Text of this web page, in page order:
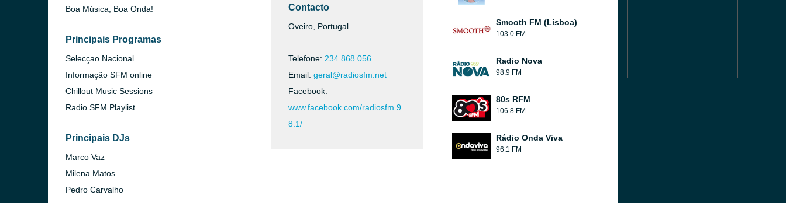
Boa Música, Boa Onda!
Principais Programas
Selecçao Nacional
Informação SFM online
Chillout Music Sessions
Radio SFM Playlist
Principais DJs
Marco Vaz
Milena Matos
Pedro Carvalho
Contacto
Oveiro, Portugal
Telefone: 234 868 056
Email: geral@radiosfm.net
Facebook:
www.facebook.com/radiosfm.9
8.1/
Smooth FM (Lisboa)
103.0 FM
Radio Nova
98.9 FM
80s RFM
106.8 FM
Rádio Onda Viva
96.1 FM